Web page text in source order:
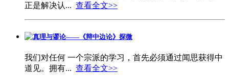
正是解决认... 查看全文>>
真理与谬论——《辩中边论》探微
我们对任何 一个宗派的学习，首先必须通过闻思获得中
道见。拥有... 查看全文>>